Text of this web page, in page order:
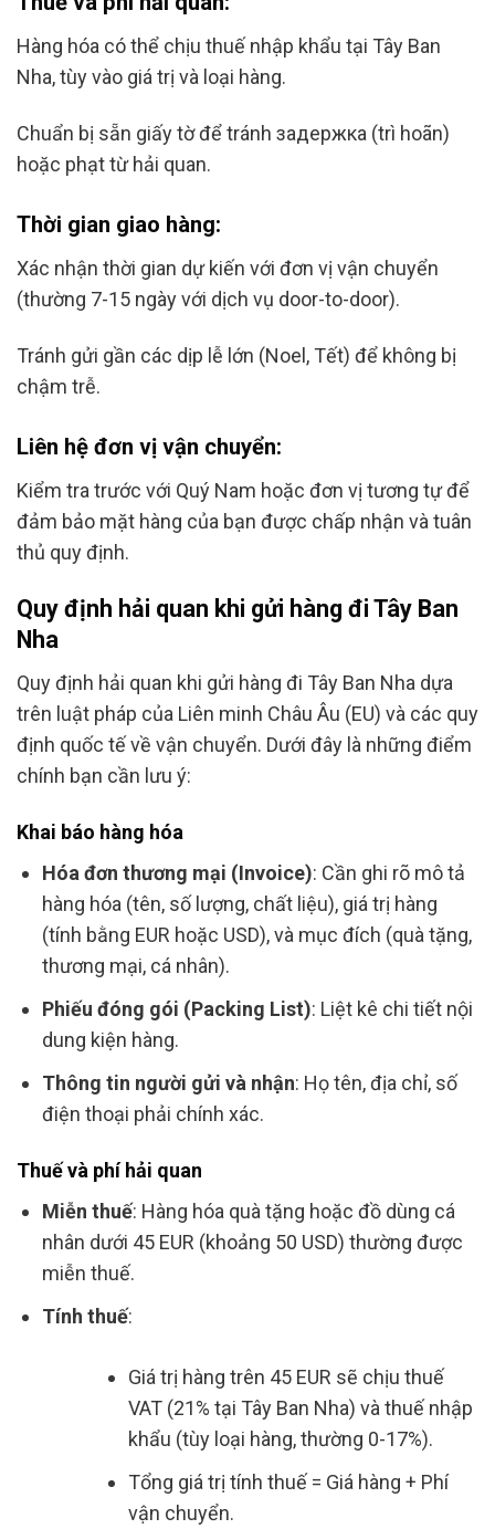
Hàng hóa có thể chịu thuế nhập khẩu tại Tây Ban
Nha, tùy vào giá trị và loại hàng.
Chuẩn bị sẵn giấy tờ để tránh задержка (trì hoãn)
hoặc phạt từ hải quan.
Thời gian giao hàng:
Xác nhận thời gian dự kiến với đơn vị vận chuyển
(thường 7-15 ngày với dịch vụ door-to-door).
Tránh gửi gần các dịp lễ lớn (Noel, Tết) để không bị
chậm trễ.
Liên hệ đơn vị vận chuyển:
Kiểm tra trước với Quý Nam hoặc đơn vị tương tự để
đảm bảo mặt hàng của bạn được chấp nhận và tuân
thủ quy định.
Quy định hải quan khi gửi hàng đi Tây Ban
Nha
Quy định hải quan khi gửi hàng đi Tây Ban Nha dựa
trên luật pháp của Liên minh Châu Âu (EU) và các quy
định quốc tế về vận chuyển. Dưới đây là những điểm
chính bạn cần lưu ý:
Khai báo hàng hóa
Hóa đơn thương mại (Invoice): Cần ghi rõ mô tả
hàng hóa (tên, số lượng, chất liệu), giá trị hàng
(tính bằng EUR hoặc USD), và mục đích (quà tặng,
thương mại, cá nhân).
Phiếu đóng gói (Packing List): Liệt kê chi tiết nội
dung kiện hàng.
Thông tin người gửi và nhận: Họ tên, địa chỉ, số
điện thoại phải chính xác.
Thuế và phí hải quan
Miễn thuế: Hàng hóa quà tặng hoặc đồ dùng cá
nhân dưới 45 EUR (khoảng 50 USD) thường được
miễn thuế.
Tính thuế:
Giá trị hàng trên 45 EUR sẽ chịu thuế
VAT (21% tại Tây Ban Nha) và thuế nhập
khẩu (tùy loại hàng, thường 0-17%).
Tổng giá trị tính thuế = Giá hàng + Phí
vận chuyển.